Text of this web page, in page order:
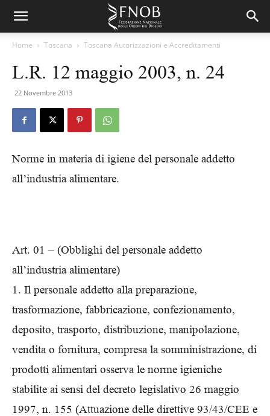
Home Toscana Toscana Autorizzazioni e Accreditamenti
L.R. 12 maggio 2003, n. 24
22 Novembre 2013
Norme in materia di igiene del personale addetto
all’industria alimentare.
Art. 01 – (Obblighi del personale addetto
all’industria alimentare)
1. Il personale addetto alla preparazione,
trasformazione, fabbricazione, confezionamento,
deposito, trasporto, distribuzione, manipolazione,
vendita o fornitura, compresa la somministrazione, di
prodotti alimentari osserva le norme igieniche
stabilite ai sensi del decreto legislativo 26 maggio
1997, n. 155 (Attuazione delle direttive 93/43/CEE e